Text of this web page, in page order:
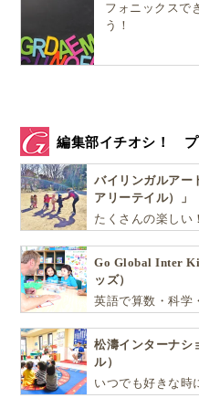
フォニックスで
う！
編集部イチオシ！ プ
バイリンガルアー
アリーテイル）」
たくさんの楽しい
『生きる力』を育
Go Global Inter
ッズ）
英語で算数・科学
を育む少人数制の
松濤インターナシ
ル）
いつでも好きな時